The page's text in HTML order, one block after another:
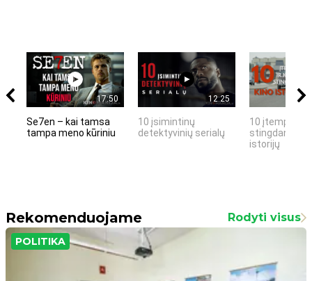
17:50
Se7en – kai tamsa
tampa meno kūriniu
12:25
10 įsimintinų
detektyvinių serialų
10 įtemptų,
stingdančių
istorijų
Rekomenduojame Rodyti visus
POLITIKA